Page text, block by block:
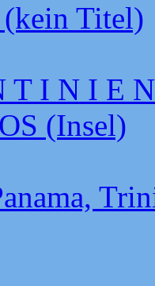
Titel)
T I N I E N
(Insel)